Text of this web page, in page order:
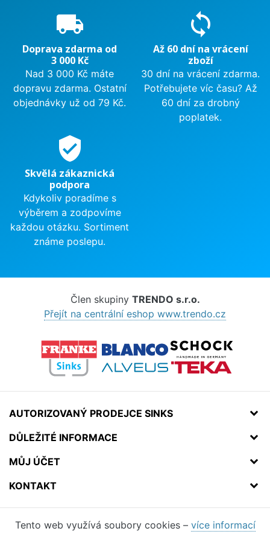
local_shipping
Doprava zdarma od
3 000 Kč
Nad 3 000 Kč máte
dopravu zdarma. Ostatní
objednávky už od 79 Kč.
sync
Až 60 dní na vrácení
zboží
30 dní na vrácení zdarma.
Potřebujete víc času? Až
60 dní za drobný
poplatek.
verified_user
Skvělá zákaznická
podpora
Kdykoliv poradíme s
výběrem a zodpovíme
každou otázku. Sortiment
známe poslepu.
Člen skupiny TRENDO s.r.o.
Přejít na centrální eshop www.trendo.cz
AUTORIZOVANÝ PRODEJCE SINKS
DŮLEŽITÉ INFORMACE
MŮJ ÚČET
KONTAKT
Tento web využívá soubory cookies – více informací